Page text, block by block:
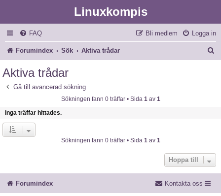
Linuxkompis
FAQ Logga in
Bli medlem
Forumindex Sök Aktiva trådar
Aktiva trådar
Gå till avancerad sökning
Sökningen fann 0 träffar • Sida 1 av 1
Inga träffar hittades.
Sökningen fann 0 träffar • Sida 1 av 1
Hoppa till
Forumindex Kontakta oss